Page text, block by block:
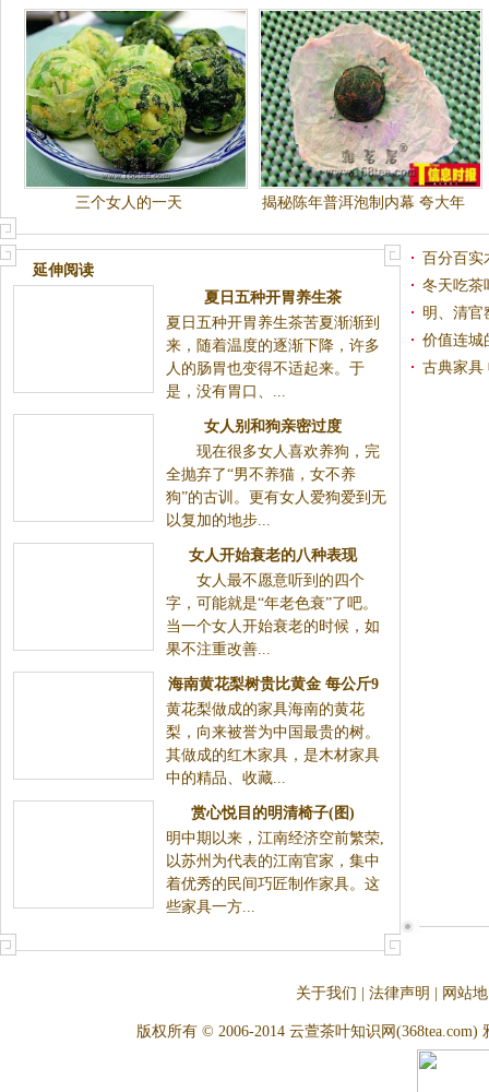
三个女人的一天
揭秘陈年普洱泡制内幕 夸大年
份新茶变"古董"(图)
延伸阅读
夏日五种开胃养生茶
夏日五种开胃养生茶苦夏渐渐到
来，随着温度的逐渐下降，许多
人的肠胃也变得不适起来。于
是，没有胃口、...
现在很多女人喜欢养狗，完全抛弃了“男不养猫，女
不养狗”的古训。更有女人爱狗爱到无以复加的地步...
女人最不愿意听到的四个
字，可能就是“年老色衰”了吧。
当一个女人开始衰老的时候，如
果不注重改善...
000元(图)
黄花梨做成的家具海南的黄花
梨，向来被誉为中国最贵的树。
其做成的红木家具，是木材家具
中的精品、收藏...
明中期以来，江南经济空前繁荣,
以苏州为代表的江南官家，集中
着优秀的民间巧匠制作家具。这
些家具一方...
百分百实
冬天吃茶
明、清官
价值连城
古典家具
关于我们 法律声明 网站
版权所有 © 2006-2014 云萱茶叶知识网